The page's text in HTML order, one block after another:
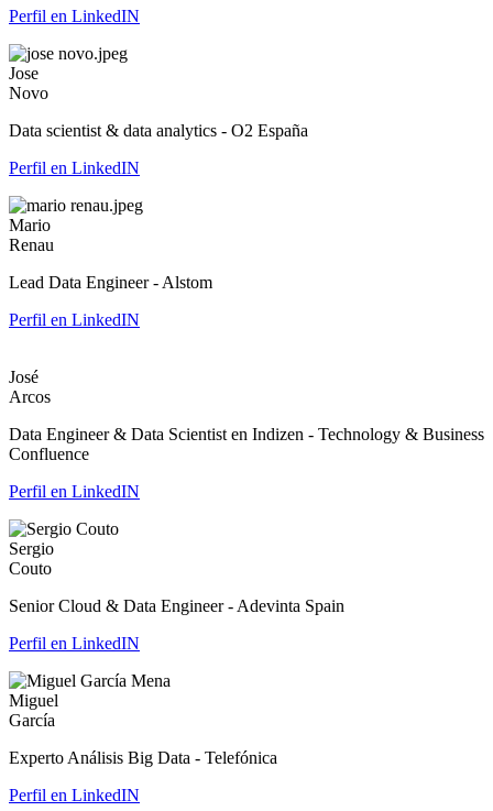
Perfil en LinkedIN
Jose
Novo
Data scientist & data analytics - O2 España
Perfil en LinkedIN
Mario
Renau
Lead Data Engineer - Alstom
Perfil en LinkedIN
José
Arcos
Data Engineer & Data Scientist en Indizen - Technology & Business
Confluence
Perfil en LinkedIN
Sergio
Couto
Senior Cloud & Data Engineer - Adevinta Spain
Perfil en LinkedIN
Miguel
García
Experto Análisis Big Data - Telefónica
Perfil en LinkedIN